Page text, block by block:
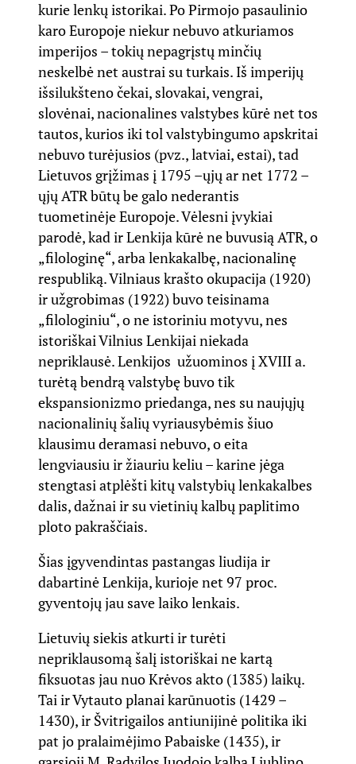
kurie lenkų istorikai. Po Pirmojo pasaulinio
karo Europoje niekur nebuvo atkuriamos
imperijos – tokių nepagrįstų minčių
neskelbė net austrai su turkais. Iš imperijų
išsilukšteno čekai, slovakai, vengrai,
slovėnai, nacionalines valstybes kūrė net tos
tautos, kurios iki tol valstybingumo apskritai
nebuvo turėjusios (pvz., latviai, estai), tad
Lietuvos grįžimas į 1795 –ųjų ar net 1772 –
ųjų ATR būtų be galo nederantis
tuometinėje Europoje. Vėlesni įvykiai
parodė, kad ir Lenkija kūrė ne buvusią ATR, o
„filologinę“, arba lenkakalbę, nacionalinę
respubliką. Vilniaus krašto okupacija (1920)
ir užgrobimas (1922) buvo teisinama
„filologiniu“, o ne istoriniu motyvu, nes
istoriškai Vilnius Lenkijai niekada
nepriklausė. Lenkijos užuominos į XVIII a.
turėtą bendrą valstybę buvo tik
ekspansionizmo priedanga, nes su naujųjų
nacionalinių šalių vyriausybėmis šiuo
klausimu deramasi nebuvo, o eita
lengviausiu ir žiauriu keliu – karine jėga
stengtasi atplėšti kitų valstybių lenkakalbes
dalis, dažnai ir su vietinių kalbų paplitimo
ploto pakraščiais.
Šias įgyvendintas pastangas liudija ir
dabartinė Lenkija, kurioje net 97 proc.
gyventojų jau save laiko lenkais.
Lietuvių siekis atkurti ir turėti
nepriklausomą šalį istoriškai ne kartą
fiksuotas jau nuo Krėvos akto (1385) laikų.
Tai ir Vytauto planai karūnuotis (1429 –
1430), ir Švitrigailos antiunijinė politika iki
pat jo pralaimėjimo Pabaiske (1435), ir